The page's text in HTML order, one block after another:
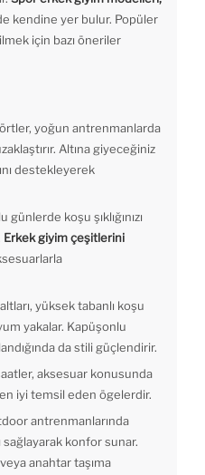
kendine yer bulur. Popüler
için bazı öneriler
yoğun antrenmanlarda
Altına giyeceğiniz
destekleyerek
koşu şıklığınızı
Erkek giyim çeşitlerini
yüksek tabanlı koşu
yakalar. Kapüşonlu
da stili güçlendirir.
aksesuar konusunda
iyi temsil eden ögelerdir.
antrenmanlarında
sağlayarak konfor sunar.
anahtar taşıma